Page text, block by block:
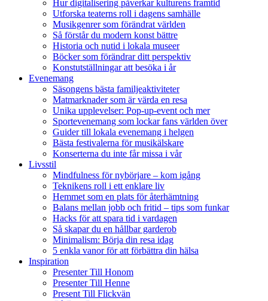
Hur digitalisering påverkar kulturens framtid
Utforska teaterns roll i dagens samhälle
Musikgenrer som förändrat världen
Så förstår du modern konst bättre
Historia och nutid i lokala museer
Böcker som förändrar ditt perspektiv
Konstutställningar att besöka i år
Evenemang
Säsongens bästa familjeaktiviteter
Matmarknader som är värda en resa
Unika upplevelser: Pop-up-event och mer
Sportevenemang som lockar fans världen över
Guider till lokala evenemang i helgen
Bästa festivalerna för musikälskare
Konserterna du inte får missa i vår
Livsstil
Mindfulness för nybörjare – kom igång
Teknikens roll i ett enklare liv
Hemmet som en plats för återhämtning
Balans mellan jobb och fritid – tips som funkar
Hacks för att spara tid i vardagen
Så skapar du en hållbar garderob
Minimalism: Börja din resa idag
5 enkla vanor för att förbättra din hälsa
Inspiration
Presenter Till Honom
Presenter Till Henne
Present Till Flickvän